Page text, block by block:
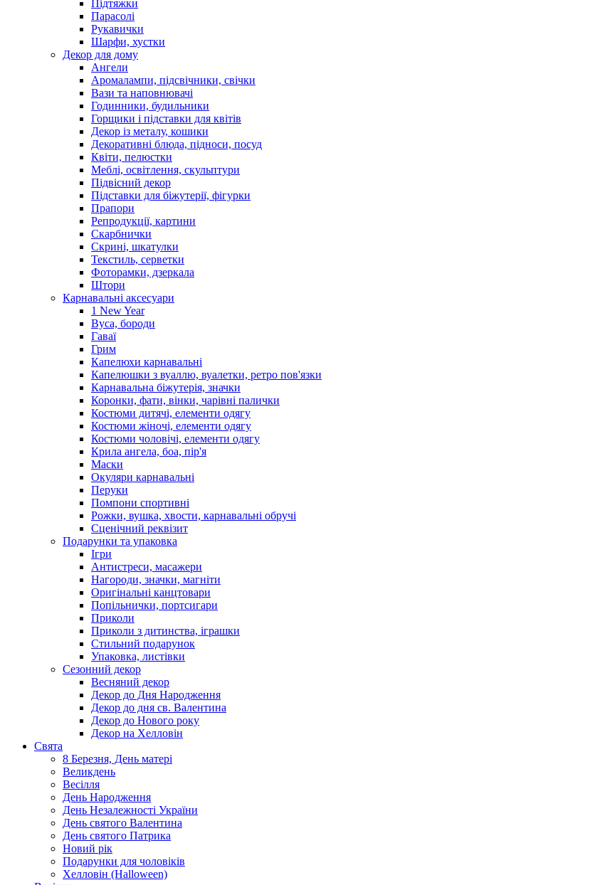
Підтяжки
Парасолі
Рукавички
Шарфи, хустки
Декор для дому
Ангели
Аромалампи, підсвічники, свічки
Вази та наповнювачі
Годинники, будильники
Горщики і підставки для квітів
Декор із металу, кошики
Декоративні блюда, підноси, посуд
Квіти, пелюстки
Меблі, освітлення, скульптури
Підвісний декор
Підставки для біжутерії, фігурки
Прапори
Репродукції, картини
Скарбнички
Скрині, шкатулки
Текстиль, серветки
Фоторамки, дзеркала
Штори
Карнавальні аксесуари
1 New Year
Вуса, бороди
Гаваї
Грим
Капелюхи карнавальні
Капелюшки з вуаллю, вуалетки, ретро пов'язки
Карнавальна біжутерія, значки
Коронки, фати, вінки, чарівні палички
Костюми дитячі, елементи одягу
Костюми жіночі, елементи одягу
Костюми чоловічі, елементи одягу
Крила ангела, боа, пір'я
Маски
Окуляри карнавальні
Перуки
Помпони спортивні
Рожки, вушка, хвости, карнавальні обручі
Сценічний реквізит
Подарунки та упаковка
Ігри
Антистреси, масажери
Нагороди, значки, магніти
Оригінальні канцтовари
Попільнички, портсигари
Приколи
Приколи з дитинства, іграшки
Стильний подарунок
Упаковка, листівки
Сезонний декор
Весняний декор
Декор до Дня Народження
Декор до дня св. Валентина
Декор до Нового року
Декор на Хелловін
Свята
8 Березня, День матері
Великдень
Весілля
День Народження
День Незалежності України
День святого Валентина
День святого Патрика
Новий рік
Подарунки для чоловіків
Хелловін (Halloween)